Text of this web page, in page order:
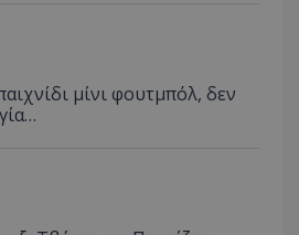
μίνι φουτμπόλ, δεν